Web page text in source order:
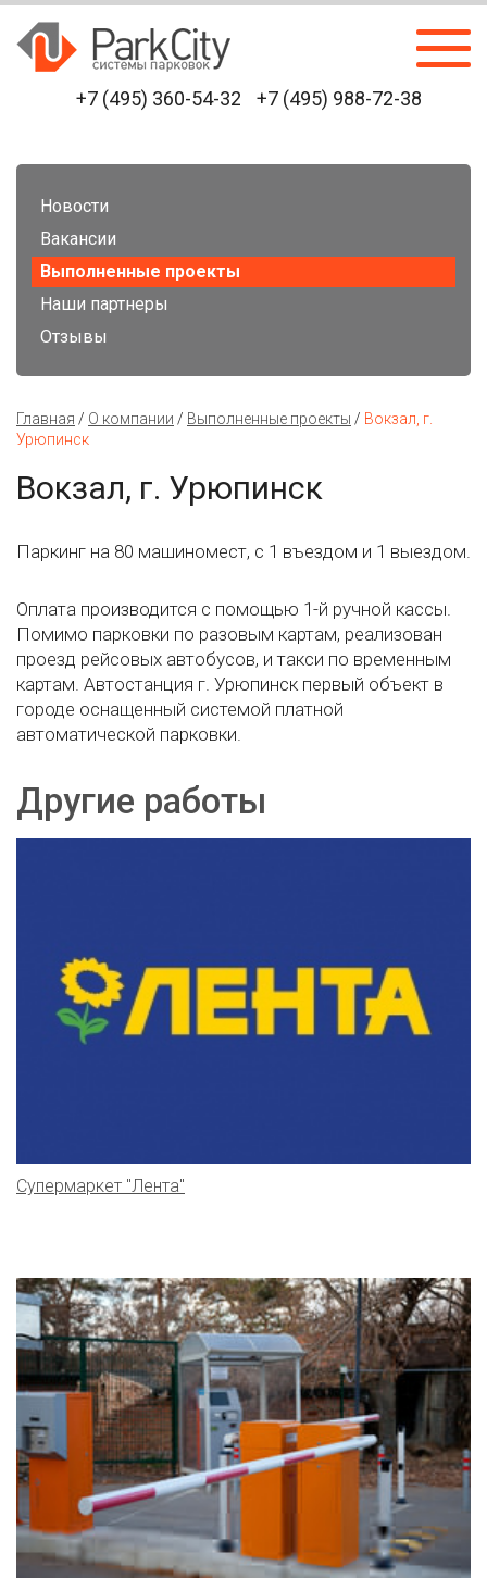
+7 (495) 360-54-32 +7 (495) 988-72-38
Новости
Вакансии
Выполненные проекты
Наши партнеры
Отзывы
Главная / О компании / Выполненные проекты / Вокзал, г.
Урюпинск
Вокзал, г. Урюпинск
Паркинг на 80 машиномест, с 1 въездом и 1 выездом.
Оплата производится с помощью 1-й ручной кассы.
Помимо парковки по разовым картам, реализован
проезд рейсовых автобусов, и такси по временным
картам. Автостанция г. Урюпинск первый объект в
городе оснащенный системой платной
автоматической парковки.
Другие работы
Супермаркет "Лента"